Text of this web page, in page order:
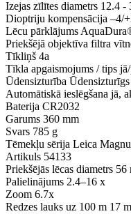
Izejas zīlītes diametrs 12.4 -
Dioptriju kompensācija –4/
Lēcu pārklājums
Priekšējā objektīva filtra
Tīkliņš 4a
Tīkla apgaismojums / tips
Ūdensizturība
Automātiskā ieslēgšana jā,
Baterija CR2032
Garums 360 mm
Svars 785 g
Tēmekļu sērija Leica
Artikuls 54133
Priekšējās lēcas diametrs 56
Palielinājums 2.4–16 x
Zoom 6.7x
Redzes lauks uz 100 m 17